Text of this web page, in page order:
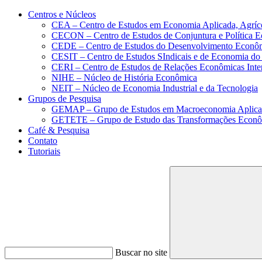
Conteúdo principal Menu principal
Centros e Núcleos
CEA – Centro de Estudos em Economia Aplicada,
CECON – Centro de Estudos de Conjuntura e Política
CEDE – Centro de Estudos do Desenvolvimento
CESIT – Centro de Estudos SIndicais e de Economia
CERI – Centro de Estudos de Relações Econômicas
NIHE – Núcleo de História Econômica
NEIT – Núcleo de Economia Industrial e da Tecnologia
Grupos de Pesquisa
GEMAP – Grupo de Estudos em Macroeconomia
GETETE – Grupo de Estudo das Transformações
Café & Pesquisa
Contato
Tutoriais
Buscar no site